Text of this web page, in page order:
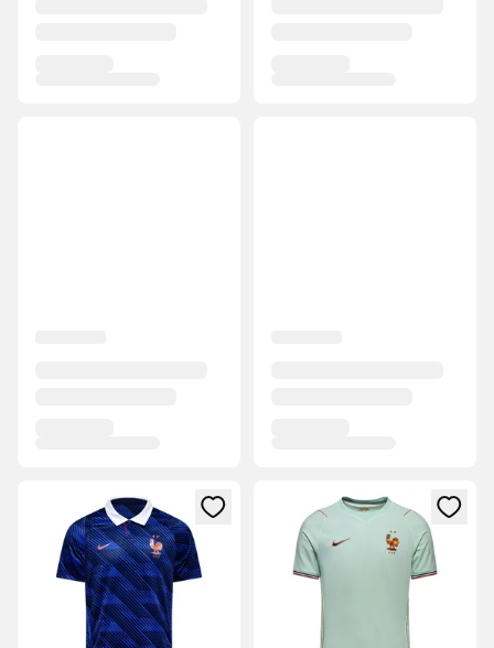
Åbner en Modal til at logge ind eller tilmelde dig som
Åbner en Modal til at logge